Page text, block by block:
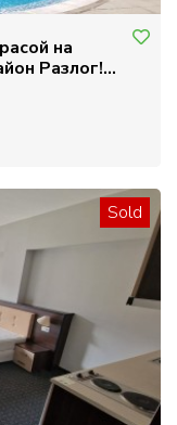
на
Разлог!
Sold